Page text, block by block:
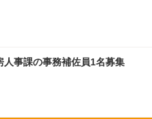
人事課の事務補佐員1名募集